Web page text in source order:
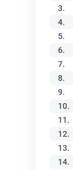
3.
4.
5.
6.
7.
8.
9.
10.
11.
12.
13.
14.